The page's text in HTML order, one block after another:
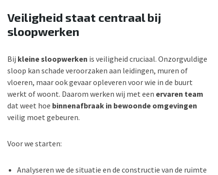
Veiligheid staat centraal bij
sloopwerken
Bij kleine sloopwerken is veiligheid cruciaal. Onzorgvuldige
sloop kan schade veroorzaken aan leidingen, muren of
vloeren, maar ook gevaar opleveren voor wie in de buurt
werkt of woont. Daarom werken wij met een ervaren team
dat weet hoe binnenafbraak in bewoonde omgevingen
veilig moet gebeuren.
Voor we starten:
Analyseren we de situatie en de constructie van de ruimte